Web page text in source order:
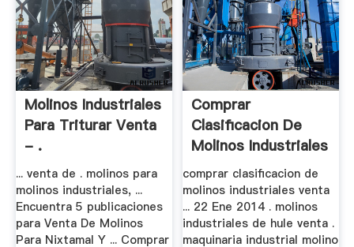
Molinos Industriales
Para Triturar Venta
- .
... venta de . molinos para
molinos industriales, ...
Encuentra 5 publicaciones
para Venta De Molinos
Para Nixtamal Y ... Comprar
Comprar
Clasificacion De
Molinos Industriales
Venta
comprar clasificacion de
molinos industriales venta
... 22 Ene 2014 . molinos
industriales de hule venta .
maquinaria industrial molino